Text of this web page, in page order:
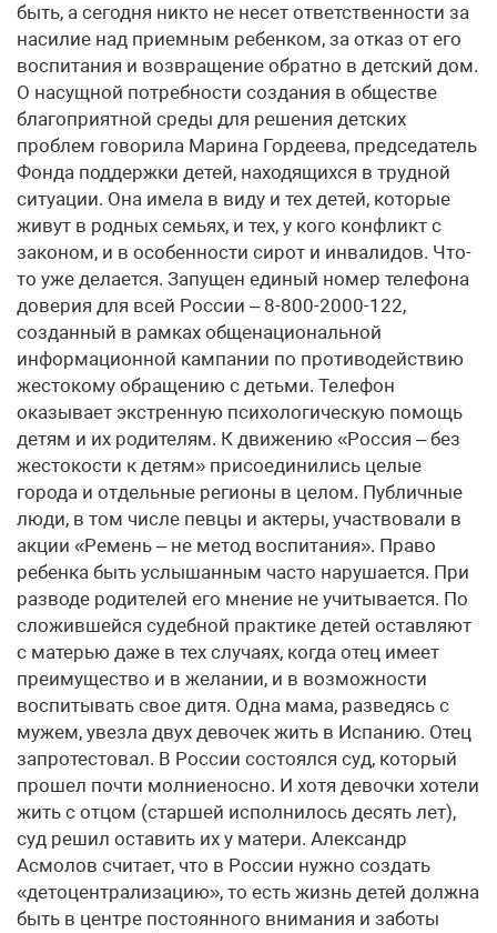
быть, а сегодня никто не несет ответственности за
насилие над приемным ребенком, за отказ от его
воспитания и возвращение обратно в детский дом.
О насущной потребности создания в обществе
благоприятной среды для решения детских
проблем говорила Марина Гордеева, председатель
Фонда поддержки детей, находящихся в трудной
ситуации. Она имела в виду и тех детей, которые
живут в родных семьях, и тех, у кого конфликт с
законом, и в особенности сирот и инвалидов. Что-
то уже делается. Запущен единый номер телефона
доверия для всей России – 8-800-2000-122,
созданный в рамках общенациональной
информационной кампании по противодействию
жестокому обращению с детьми. Телефон
оказывает экстренную психологическую помощь
детям и их родителям. К движению «Россия – без
жестокости к детям» присоединились целые
города и отдельные регионы в целом. Публичные
люди, в том числе певцы и актеры, участвовали в
акции «Ремень – не метод воспитания». Право
ребенка быть услышанным часто нарушается. При
разводе родителей его мнение не учитывается. По
сложившейся судебной практике детей оставляют
с матерью даже в тех случаях, когда отец имеет
преимущество и в желании, и в возможности
воспитывать свое дитя. Одна мама, разведясь с
мужем, увезла двух девочек жить в Испанию. Отец
запротестовал. В России состоялся суд, который
прошел почти молниеносно. И хотя девочки хотели
жить с отцом (старшей исполнилось десять лет),
суд решил оставить их у матери. Александр
Асмолов считает, что в России нужно создать
«детоцентрализацию», то есть жизнь детей должна
быть в центре постоянного внимания и заботы